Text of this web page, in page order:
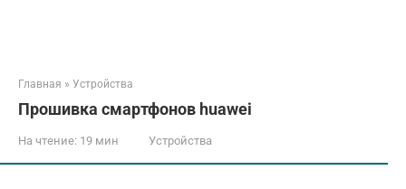
Главная » Устройства
Прошивка смартфонов huawei
На чтение: 19 мин Устройства